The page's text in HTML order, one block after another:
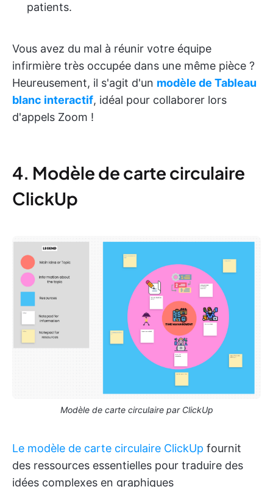
patients.
Vous avez du mal à réunir votre équipe
infirmière très occupée dans une même pièce ?
Heureusement, il s'agit d'un modèle de Tableau
blanc interactif, idéal pour collaborer lors
d'appels Zoom !
4. Modèle de carte circulaire
ClickUp
Modèle de carte circulaire par ClickUp
Le modèle de carte circulaire ClickUp fournit
des ressources essentielles pour traduire des
idées complexes en graphiques